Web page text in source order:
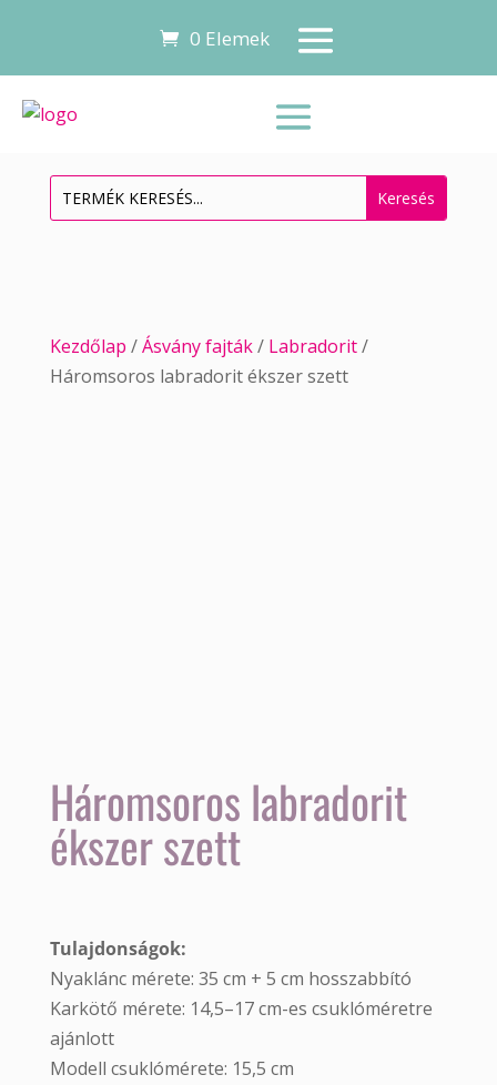
0 Elemek
Kezdőlap /Ásvány fajták/ Labradorit/
Háromsoros labradorit ékszer szett
Háromsoros labradorit
ékszer szett
Tulajdonságok:
Nyaklánc mérete: 35 cm + 5 cm hosszabbító
Karkötő mérete: 14,5–17 cm-es csuklóméretre
ajánlott
Modell csuklómérete: 15,5 cm